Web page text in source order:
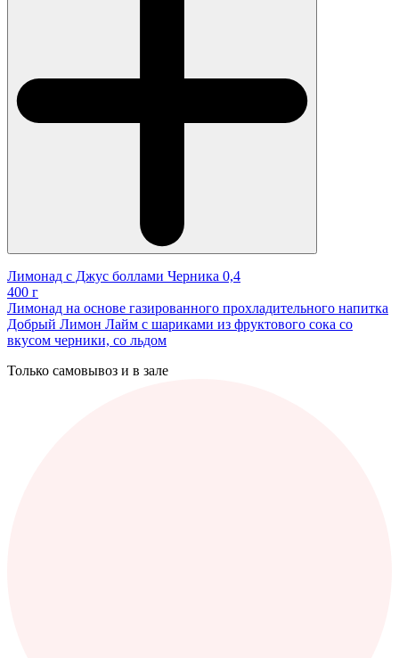
Лимонад с Джус боллами Черника 0,4
400 г
Лимонад на основе газированного прохладительного напитка
Добрый Лимон Лайм с шариками из фруктового сока со
вкусом черники, со льдом
Только самовывоз и в зале